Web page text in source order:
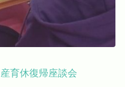
育休復帰座談会